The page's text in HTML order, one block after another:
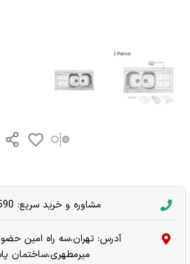
مشاوره و خرید سریع: 33442590-021
آدرس: تهران،سه راه امین
میرمطهری،ساختمان